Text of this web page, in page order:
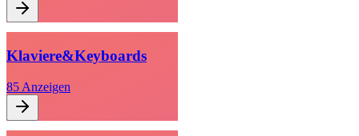
Klaviere&Keyboards
85 Anzeigen